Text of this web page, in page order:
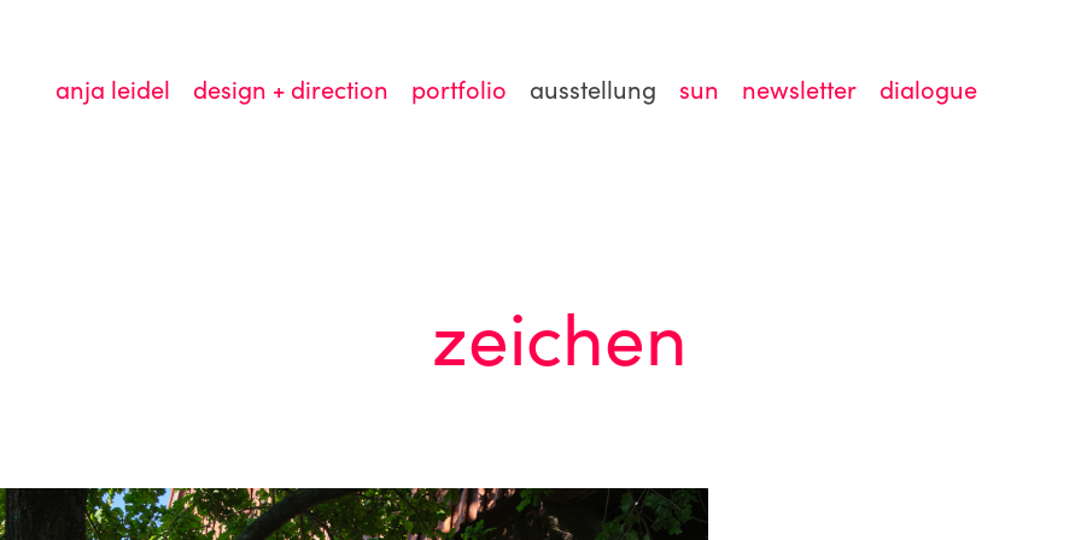
anja leidel design + direction portfolio ausstellung sun newsletter dialogue
zeichen